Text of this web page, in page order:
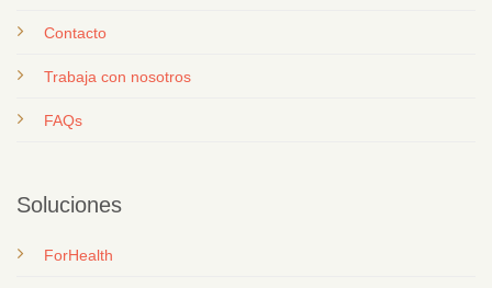
Contacto
Trabaja con nosotros
FAQs
Soluciones
ForHealth